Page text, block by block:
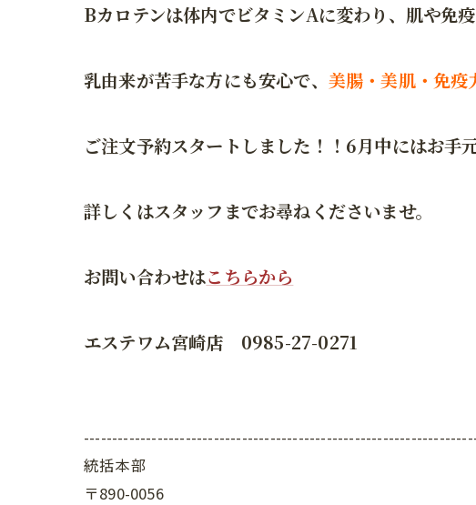
Bカロテンは体内でビタミンAに変わり、肌や免疫
乳由来が苦手な方にも安心で、 美腸・美肌・免疫
ご注文予約スタートしました！！6月中にはお手
詳しくはスタッフまでお尋ねくださいませ。
お問い合わせはこちらから
エステワム宮崎店 0985-27-0271
統括本部
〒890-0056